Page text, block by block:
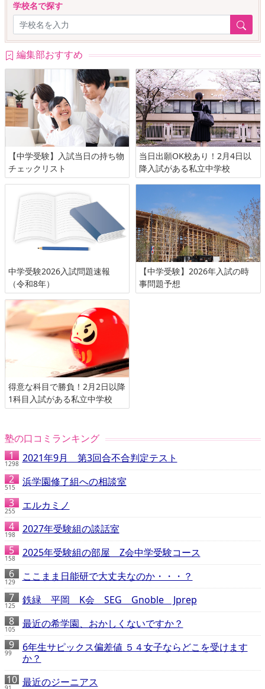
学校名で探す
編集部おすすめ
【中学受験】入試当日の持ち物
チェックリスト
当日出願OK校あり！2月4日以
降入試がある私立中学校
中学受験2026入試問題速報
（令和8年）
【中学受験】2026年入試の時
事問題予想
得意な科目で勝負！2月2日以降
1科目入試がある私立中学校
塾の口コミランキング
1298 2021年9月 第3回合不合判定テスト
515 浜学園修了組への相談室
255 エルカミノ
198 2027年受験組の談話室
158 2025年受験組の部屋 Z会中学受験コース
129 ここまま日能研で大丈夫なのか・・・？
125 鉄緑 平岡 K会 SEG Gnoble Jprep
105 最近の希学園、おかしくないですか？
99
6年生サピックス偏差値 ５４女子ならどこを受けます
か？
最近のジーニアス